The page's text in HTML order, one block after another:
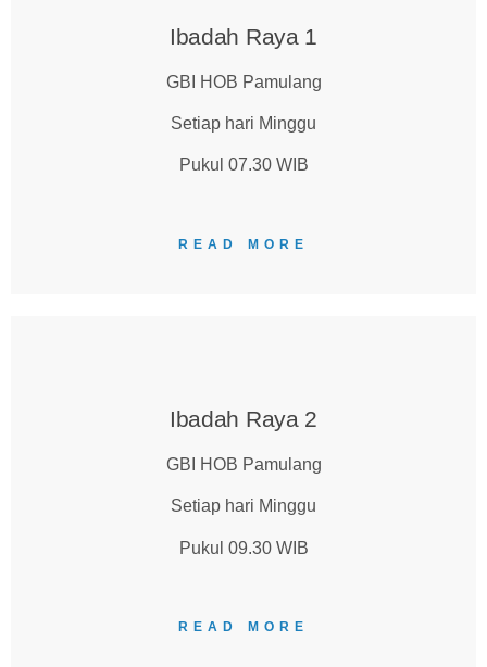
Ibadah Raya 1
GBI HOB Pamulang
Setiap hari Minggu
Pukul 07.30 WIB
READ MORE
Ibadah Raya 2
GBI HOB Pamulang
Setiap hari Minggu
Pukul 09.30 WIB
READ MORE